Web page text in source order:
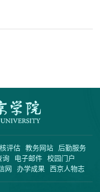
评估 教务网站
后勤服务
询 电子邮件
校园门户
网 办学成果 西京人物志